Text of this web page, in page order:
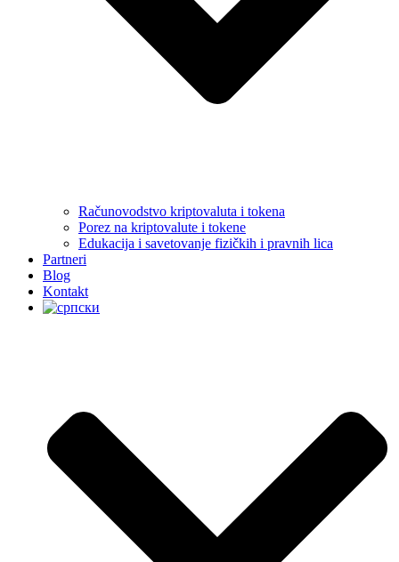
Računovodstvo kriptovaluta i tokena
Porez na kriptovalute i tokene
Edukacija i savetovanje fizičkih i pravnih lica
Partneri
Blog
Kontakt